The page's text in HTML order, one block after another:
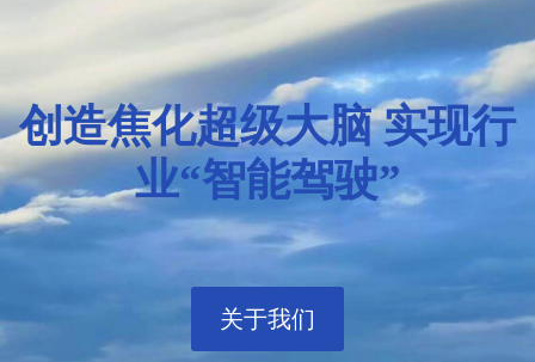
创造焦化超级大脑 实现行
业“智能驾驶”
关于我们